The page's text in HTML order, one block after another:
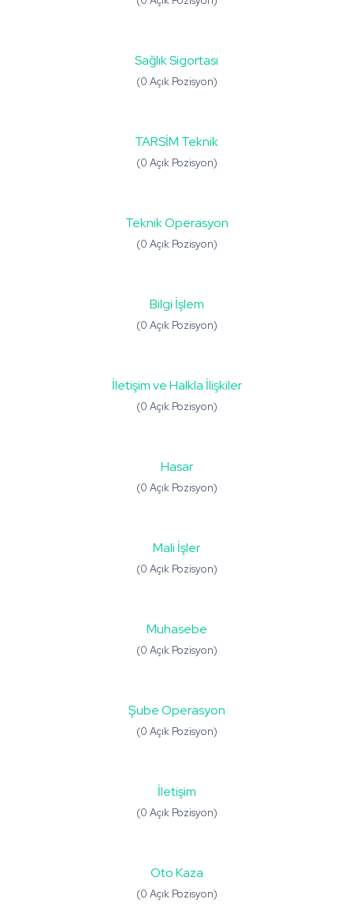
Sağlık Sigortası
(0 Açık Pozisyon)
TARSİM Teknik
(0 Açık Pozisyon)
Teknik Operasyon
(0 Açık Pozisyon)
Bilgi İşlem
(0 Açık Pozisyon)
İletişim ve Halkla İlişkiler
(0 Açık Pozisyon)
Hasar
(0 Açık Pozisyon)
Mali İşler
(0 Açık Pozisyon)
Muhasebe
(0 Açık Pozisyon)
Şube Operasyon
(0 Açık Pozisyon)
İletişim
(0 Açık Pozisyon)
Oto Kaza
(0 Açık Pozisyon)